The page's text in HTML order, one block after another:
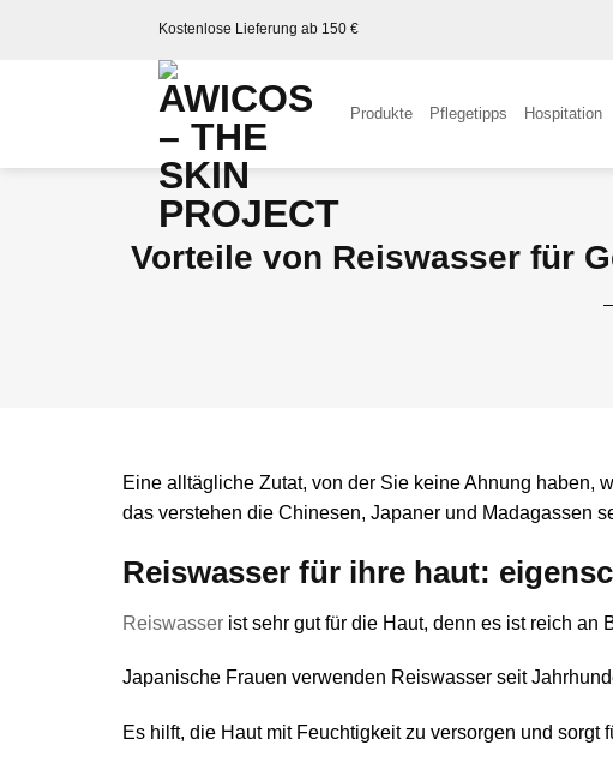
Kostenlose Lieferung ab 150 €
Produkte Pflegetipps Hospitation
Vorteile von Reiswasser für
Eine alltägliche Zutat, von der Sie keine Ahnung haben,
das verstehen die Chinesen, Japaner und Madagassen
Reiswasser für ihre haut:
Reiswasser ist sehr gut für die Haut, denn es ist reich
Japanische Frauen verwenden Reiswasser seit
Es hilft, die Haut mit Feuchtigkeit zu versorgen und